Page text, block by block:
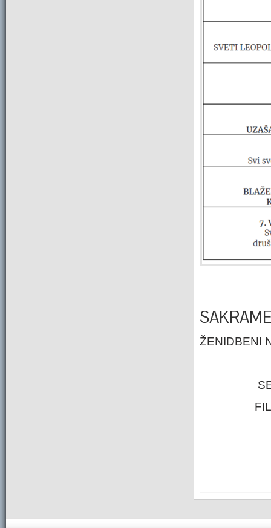
ŽENIDBENI